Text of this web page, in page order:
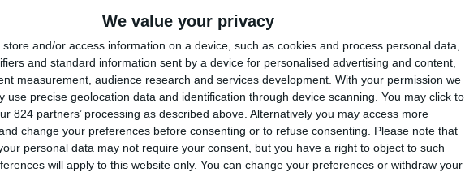
We value your privacy
store and/or access information on a device, such as cookies and process personal data,
and standard information sent by a device for personalised advertising and content,
measurement, audience research and services development. With your permission we
use precise geolocation data and identification through device scanning. You may click to
824 partners’ processing as described above. Alternatively you may access more
change your preferences before consenting or to refuse consenting.
Please note that
personal data may not require your consent, but you have a right to object to such
will apply to this website only. You can change your preferences or withdraw your
1
Étienne
1
Ranglijst op competities
Ligue 2 4 (100%)
Bekijk volledige ranglijst